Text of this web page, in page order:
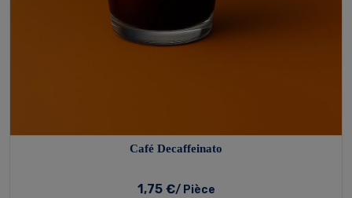
Café Decaffeinato
1,75 €/ Pièce